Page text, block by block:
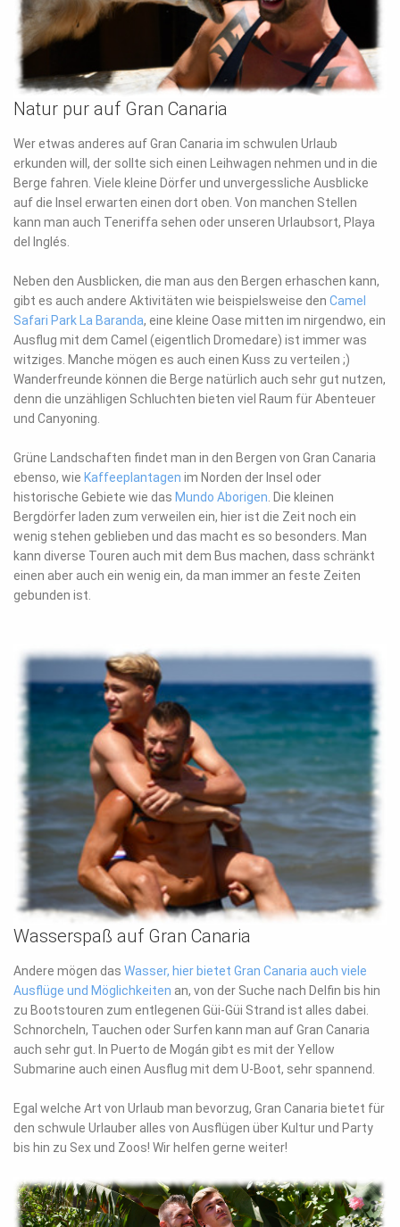
Natur pur auf Gran Canaria
Wer etwas anderes auf Gran Canaria im schwulen Urlaub
erkunden will, der sollte sich einen Leihwagen nehmen und in die
Berge fahren. Viele kleine Dörfer und unvergessliche Ausblicke
auf die Insel erwarten einen dort oben. Von manchen Stellen
kann man auch Teneriffa sehen oder unseren Urlaubsort, Playa
del Inglés.
Neben den Ausblicken, die man aus den Bergen erhaschen kann,
gibt es auch andere Aktivitäten wie beispielsweise den Camel
Safari Park La Baranda, eine kleine Oase mitten im nirgendwo, ein
Ausflug mit dem Camel (eigentlich Dromedare) ist immer was
witziges. Manche mögen es auch einen Kuss zu verteilen ;)
Wanderfreunde können die Berge natürlich auch sehr gut nutzen,
denn die unzähligen Schluchten bieten viel Raum für Abenteuer
und Canyoning.
Grüne Landschaften findet man in den Bergen von Gran Canaria
ebenso, wie Kaffeeplantagen im Norden der Insel oder
historische Gebiete wie das Mundo Aborigen . Die kleinen
Bergdörfer laden zum verweilen ein, hier ist die Zeit noch ein
wenig stehen geblieben und das macht es so besonders. Man
kann diverse Touren auch mit dem Bus machen, dass schränkt
einen aber auch ein wenig ein, da man immer an feste Zeiten
gebunden ist.
Wasserspaß auf Gran Canaria
Andere mögen das Wasser, hier bietet Gran Canaria auch viele
Ausflüge und Möglichkeiten an, von der Suche nach Delfin bis hin
zu Bootstouren zum entlegenen Güi-Güi Strand ist alles dabei.
Schnorcheln, Tauchen oder Surfen kann man auf Gran Canaria
auch sehr gut. In Puerto de Mogán gibt es mit der Yellow
Submarine auch einen Ausflug mit dem U-Boot, sehr spannend.
Egal welche Art von Urlaub man bevorzug, Gran Canaria bietet für
den schwule Urlauber alles von Ausflügen über Kultur und Party
bis hin zu Sex und Zoos! Wir helfen gerne weiter!